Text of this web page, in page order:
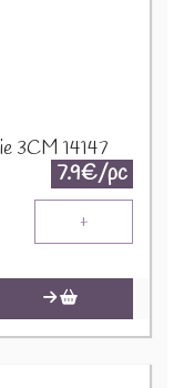
3CM 14147
7.9€/pc
+